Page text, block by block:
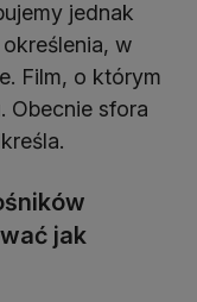
jednak
w
Film, o którym
Obecnie sfora
jak